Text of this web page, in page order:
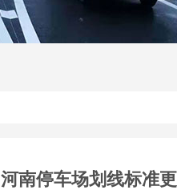
河南停车场划线标准